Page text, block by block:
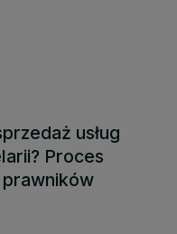
usług
Proces